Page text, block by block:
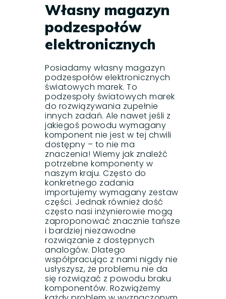
Własny magazyn
podzespołów
elektronicznych
Posiadamy własny magazyn
podzespołów elektronicznych
światowych marek. To
podzespoły światowych marek
do rozwiązywania zupełnie
innych zadań. Ale nawet jeśli z
jakiegoś powodu wymagany
komponent nie jest w tej chwili
dostępny – to nie ma
znaczenia! Wiemy jak znaleźć
potrzebne komponenty w
naszym kraju. Często do
konkretnego zadania
importujemy wymagany zestaw
części. Jednak również dość
często nasi inżynierowie mogą
zaproponować znacznie tańsze
i bardziej niezawodne
rozwiązanie z dostępnych
analogów. Dlatego
współpracując z nami nigdy nie
usłyszysz, że problemu nie da
się rozwiązać z powodu braku
komponentów. Rozwiążemy